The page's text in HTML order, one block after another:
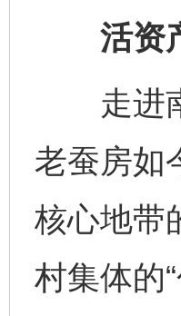
活资产
走进南
老蚕房如
核心地带
村集体的“